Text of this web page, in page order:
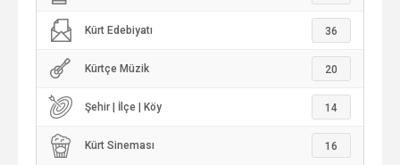
Kürt Edebiyatı 36
Kürtçe Müzik 20
Şehir | İlçe | Köy 14
Kürt Sineması 16